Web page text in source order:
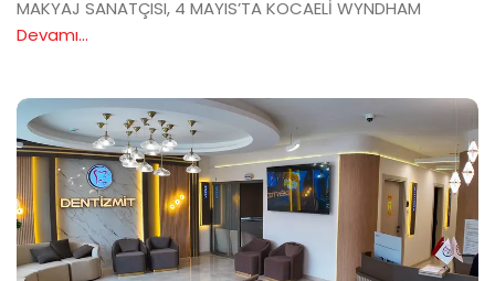
MAKYAJ SANATÇISI, 4 MAYIS’TA KOCAELİ WYNDHAM
Devamı...